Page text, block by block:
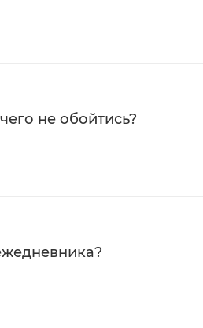
не обойтись?